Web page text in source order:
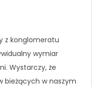
z konglomeratu
wymiar
Wystarczy, że
bieżących w naszym